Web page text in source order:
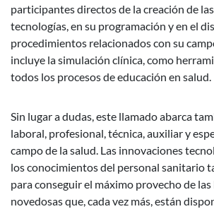
participantes directos de la creación de
tecnologías, en su programación y en el
procedimientos relacionados con su
incluye la simulación clínica, como
todos los procesos de educación en salud.
Sin lugar a dudas, este llamado abarca
laboral, profesional, técnica, auxiliar y
campo de la salud. Las innovaciones
los conocimientos del personal sanitario
para conseguir el máximo provecho de
novedosas que, cada vez más, están